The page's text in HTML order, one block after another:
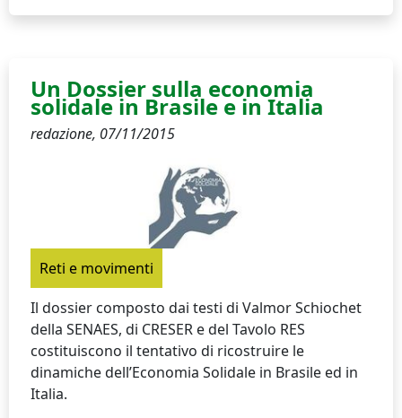
Un Dossier sulla economia
solidale in Brasile e in Italia
redazione, 07/11/2015
Reti e movimenti
Il dossier composto dai testi di Valmor Schiochet
della SENAES, di CRESER e del Tavolo RES
costituiscono il tentativo di ricostruire le
dinamiche dell’Economia Solidale in Brasile ed in
Italia.